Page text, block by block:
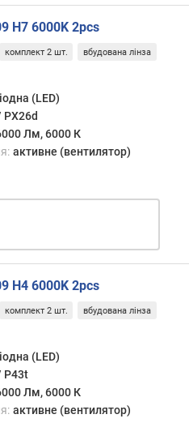
H7 6000K 2pcs
комплект 2 шт. вбудована лінза
(LED)
PX26d
Лм, 6000 К
активне (вентилятор)
H4 6000K 2pcs
комплект 2 шт. вбудована лінза
(LED)
P43t
Лм, 6000 К
активне (вентилятор)